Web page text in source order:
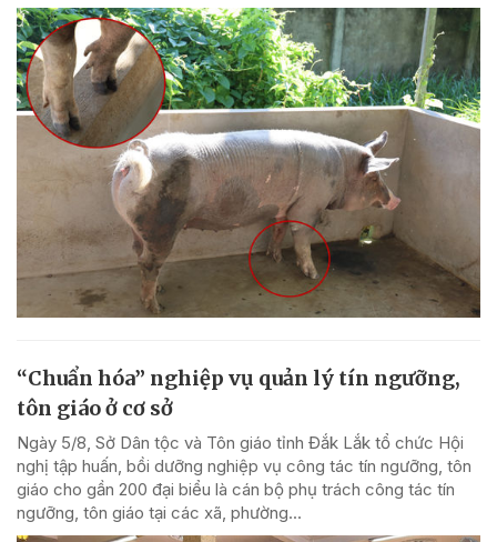
“Chuẩn hóa” nghiệp vụ quản lý tín ngưỡng,
tôn giáo ở cơ sở
Ngày 5/8, Sở Dân tộc và Tôn giáo tỉnh Đắk Lắk tổ chức Hội
nghị tập huấn, bồi dưỡng nghiệp vụ công tác tín ngưỡng, tôn
giáo cho gần 200 đại biểu là cán bộ phụ trách công tác tín
ngưỡng, tôn giáo tại các xã, phường...